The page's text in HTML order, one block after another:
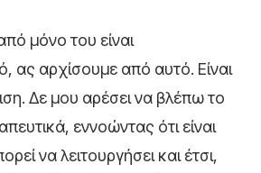
μόνο του είναι
ας αρχίσουμε από αυτό. Είναι
Δε μου αρέσει να βλέπω το
εννοώντας ότι είναι
να λειτουργήσει και έτσι,